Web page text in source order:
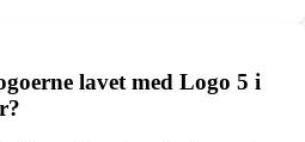
lavet med Logo 5 i